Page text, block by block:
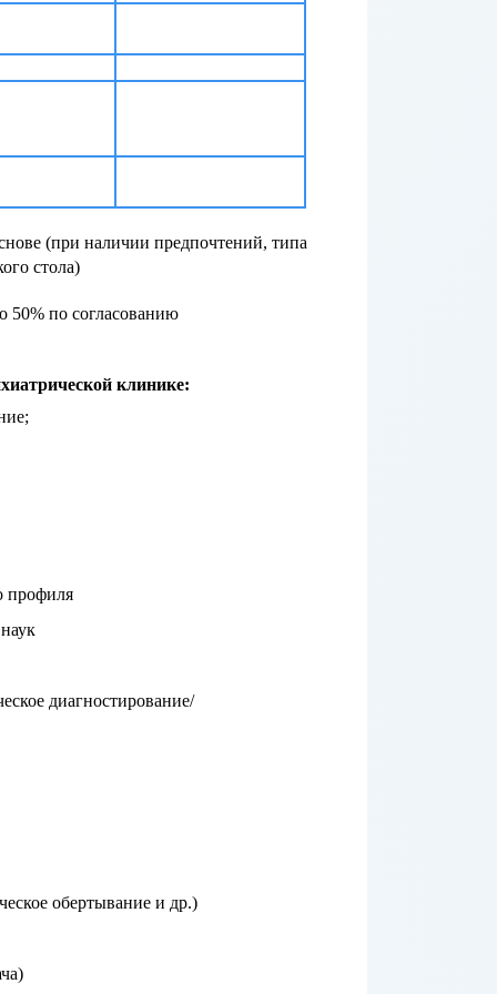
(при наличии предпочтений, типа
стола)
50% по согласованию
клинике:
профиля
диагностирование/
обертывание и др.)